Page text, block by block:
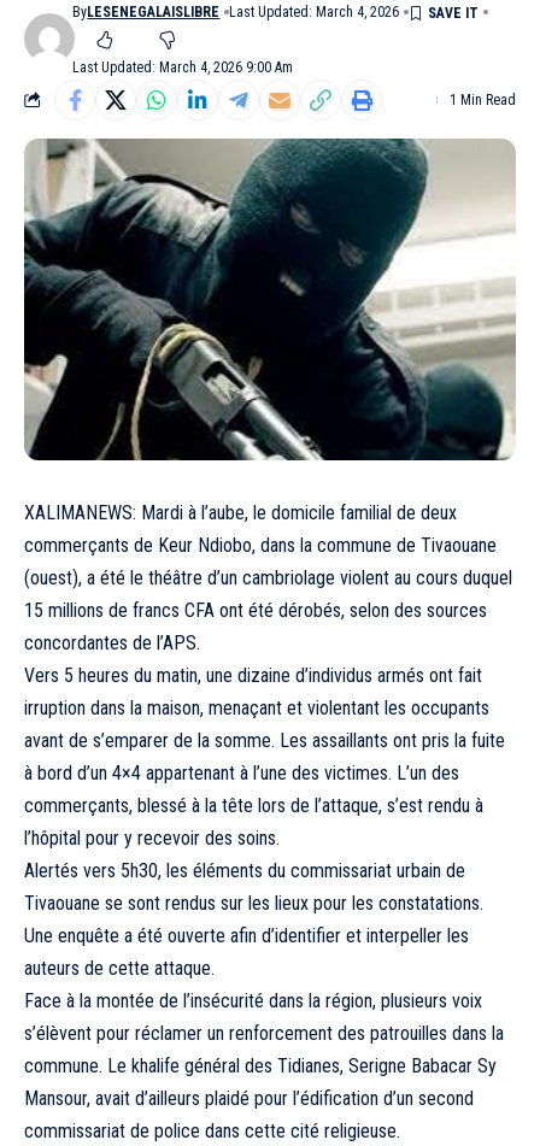
Last Updated: March 4, 2026 9:00 Am
ByLESENEGALAISLIBRE Last Updated: March 4, 2026
1 Min Read
XALIMANEWS: Mardi à l’aube, le domicile familial de deux
commerçants de Keur Ndiobo, dans la commune de Tivaouane
(ouest), a été le théâtre d’un cambriolage violent au cours duquel
15 millions de francs CFA ont été dérobés, selon des sources
concordantes de l’APS.
Vers 5 heures du matin, une dizaine d’individus armés ont fait
irruption dans la maison, menaçant et violentant les occupants
avant de s’emparer de la somme. Les assaillants ont pris la fuite
à bord d’un 4×4 appartenant à l’une des victimes. L’un des
commerçants, blessé à la tête lors de l’attaque, s’est rendu à
l’hôpital pour y recevoir des soins.
Alertés vers 5h30, les éléments du commissariat urbain de
Tivaouane se sont rendus sur les lieux pour les constatations.
Une enquête a été ouverte afin d’identifier et interpeller les
auteurs de cette attaque.
Face à la montée de l’insécurité dans la région, plusieurs voix
s’élèvent pour réclamer un renforcement des patrouilles dans la
commune. Le khalife général des Tidianes, Serigne Babacar Sy
Mansour, avait d’ailleurs plaidé pour l’édification d’un second
commissariat de police dans cette cité religieuse.